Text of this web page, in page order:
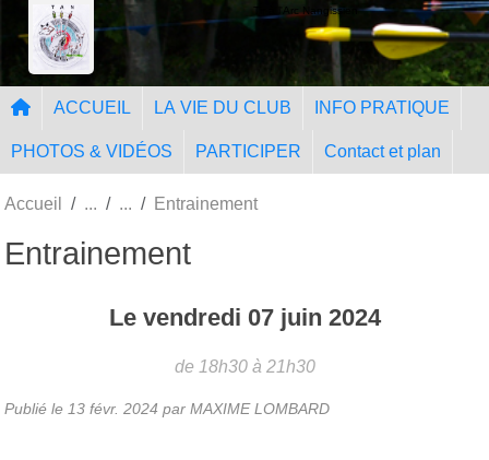
Tir à l'Arc Nangissien
ACCUEIL LA VIE DU CLUB INFO PRATIQUE
PHOTOS & VIDÉOS PARTICIPER Contact et plan
Accueil Entrainement
Entrainement
Le vendredi 07 juin 2024
de 18h30 à 21h30
Publié le 13 févr. 2024 par MAXIME LOMBARD
Panneau de gestion des cookies